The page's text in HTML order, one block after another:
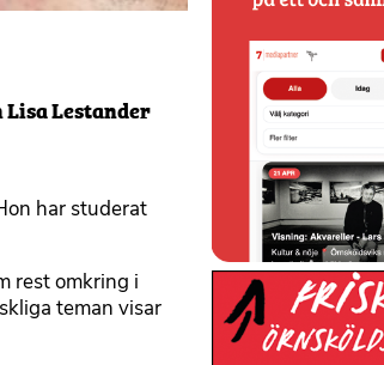
Lestander
har studerat
rest omkring i
teman visar